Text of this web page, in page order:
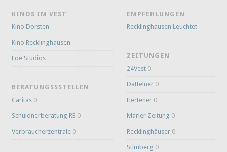
KINOS IM VEST
Kino Dorsten
Kino Recklinghausen
Loe Studios
BERATUNGSSSTELLEN
Caritas 0
Schuldnerberatung RE 0
Verbraucherzentrale 0
EMPFEHLUNGEN
Recklinghausen Leuchtet
ZEITUNGEN
24Vest 0
Dattelner 0
Hertener 0
Marler Zeitung 0
Recklinghäuser 0
Stimberg 0